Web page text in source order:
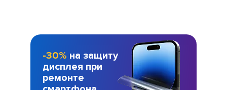
-30% на защиту
дисплея при
ремонте